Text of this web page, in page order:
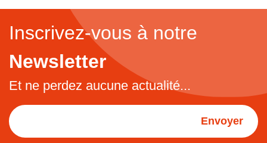
Inscrivez-vous à notre
Newsletter
Et ne perdez aucune actualité...
Envoyer